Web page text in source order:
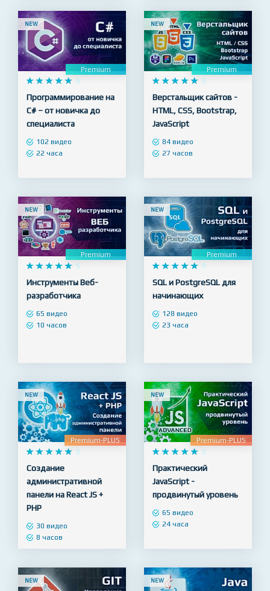
NEW
Premium

  
    5
Программирование на
C# – от новичка до
специалиста
NEW
Premium
    
     5
Верстальщик сайтов -
HTML, CSS, Bootstrap,
JavaScript
NEW
    
     5
Инструменты Веб-
разработчика
NEW
Premium
    
     5
SQL и PostgreSQL для
начинающих
NEW
    
     5
панели на React JS +
PHP
8 часов
NEW
Premium-PLUS
   
   
Практический
JavaScript -
продвинутый уровень